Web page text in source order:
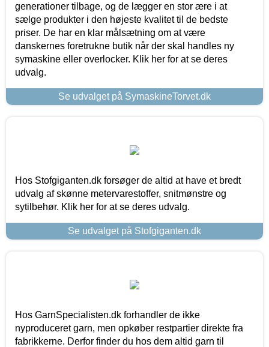
generationer tilbage, og de lægger en stor ære i at
sælge produkter i den højeste kvalitet til de bedste
priser. De har en klar målsætning om at være
danskernes foretrukne butik når der skal handles ny
symaskine eller overlocker. Klik her for at se deres
udvalg.
Se udvalget på SymaskineTorvet.dk
Hos Stofgiganten.dk forsøger de altid at have et bredt
udvalg af skønne metervarestoffer, snitmønstre og
sytilbehør. Klik her for at se deres udvalg.
Se udvalget på Stofgiganten.dk
Hos GarnSpecialisten.dk forhandler de ikke
nyproduceret garn, men opkøber restpartier direkte fra
fabrikkerne. Derfor finder du hos dem altid garn til